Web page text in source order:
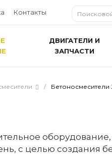
Контакты
ДВИГАТЕЛИ И
ЗАПЧАСТИ
/ Бетоносмесители
с целью создания